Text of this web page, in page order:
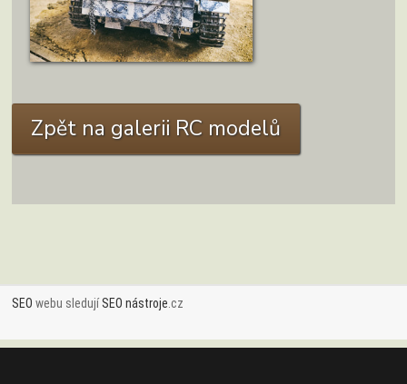
ZOBRAZIT DETAIL
Zpět na galerii RC modelů
SEO webu sledujíSEO nástroje .cz